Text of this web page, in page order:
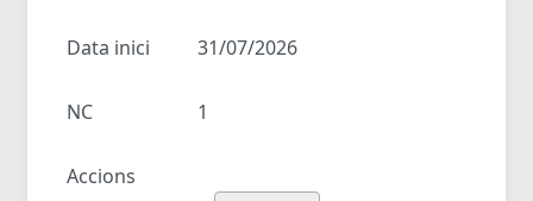
Data inici 31/07/2026
NC 1
Accions